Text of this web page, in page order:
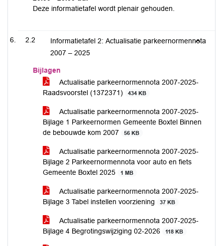
Deze informatietafel wordt plenair gehouden.
2.2
Informatietafel 2: Actualisatie parkeernormennota
2007 – 2025
Bijlagen
Actualisatie parkeernormennota 2007-2025-
Raadsvoorstel (1372371)
434 KB
Actualisatie parkeernormennota 2007-2025-
Bijlage 1 Parkeernormen Gemeente Boxtel Binnen
de bebouwde kom 2007
56 KB
Actualisatie parkeernormennota 2007-2025-
Bijlage 2 Parkeernormennota voor auto en fiets
Gemeente Boxtel 2025
1 MB
Actualisatie parkeernormennota 2007-2025-
Bijlage 3 Tabel instellen voorziening
37 KB
Actualisatie parkeernormennota 2007-2025-
Bijlage 4 Begrotingswijziging 02-2026
118 KB